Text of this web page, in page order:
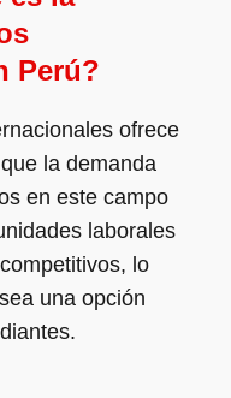
Perú?
ofrece
la demanda
en este campo
laborales
lo
una opción